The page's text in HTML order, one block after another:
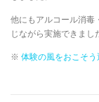
他にもアルコール消毒
じながら実施できまし
※ 体験の風をおこそう